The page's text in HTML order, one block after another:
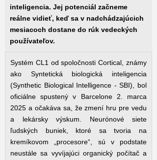
inteligencia. Jej potenciál začneme
reálne vidieť, keď sa v nadchádzajúcich
mesiacoch dostane do rúk vedeckých
používateľov.
Systém CL1 od spoločnosti Cortical, známy
ako Syntetická biologická inteligencia
(Synthetic Biological Intelligence - SBI), bol
oficiálne spustený v Barcelone 2. marca
2025 a očakáva sa, že zmení hru pre vedu
a lekársky výskum. Neurónové siete
ľudských buniek, ktoré sa tvoria na
kremíkovom „procesore“, sú v podstate
neustále sa vyvíjajúci organický počítač a